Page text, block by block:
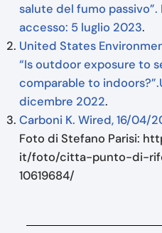
salute del fumo
accesso: 5 luglio 2023.
United States
“Is outdoor exposure to
comparable to
dicembre 2022.
Carboni K. Wired, 16/04/
Foto di Stefano Parisi:
it/foto/citta-punto-di-
10619684/